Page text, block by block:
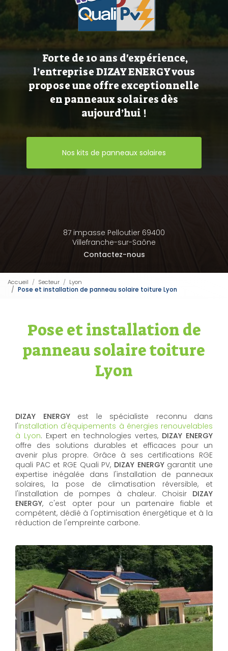
Forte de 10 ans d'expérience,
l’entreprise DIZAY ENERGY vous
propose une offre exceptionnelle
en panneaux solaires dès
aujourd’hui !
Nos kits de panneaux solaires
87 impasse Pelloutier 69400
Villefranche-sur-Saône
Contactez-nous
Accueil Secteur
Lyon
Pose et installation de panneau solaire toiture Lyon
Pose et installation de
panneau solaire toiture
Lyon
DIZAY ENERGY est le spécialiste reconnu dans
l'installation d'équipements à énergies renouvelables
à Lyon. Expert en technologies vertes, DIZAY ENERGY
offre des solutions durables et efficaces pour un
avenir plus propre. Grâce à ses certifications RGE
quali PAC et RGE Quali PV, DIZAY ENERGYgarantit une
expertise inégalée dans l'installation de panneaux
solaires, la pose de climatisation réversible, et
l'installation de pompes à chaleur. ChoisirDIZAY
ENERGY, c'est opter pour un partenaire fiable et
compétent, dédié à l'optimisation énergétique et à la
réduction de l'empreinte carbone.